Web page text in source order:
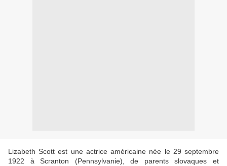
Lizabeth Scott est une actrice américaine née le 29 septembre
1922 à Scranton (Pennsylvanie), de parents slovaques et